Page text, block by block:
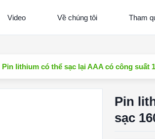
Video Về chúng tôi Tham
Pin lithium có thể sạc lại AAA có công suất
Pin
sạc